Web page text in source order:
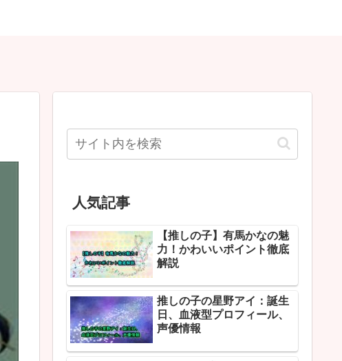
人気記事
【推しの子】有馬かなの魅
力！かわいいポイント徹底
解説
推しの子の星野アイ：誕生
日、血液型プロフィール、
声優情報